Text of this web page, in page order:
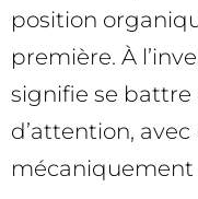
position
première. À
signifie se
d’attention,